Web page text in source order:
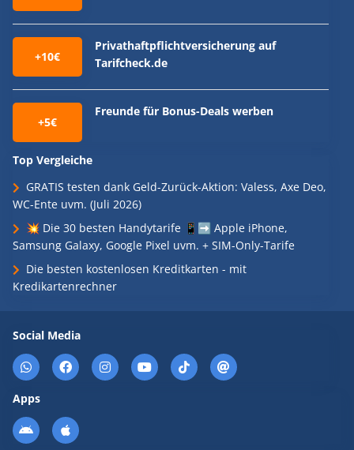
+10€
Privathaftpflichtversicherung auf
Tarifcheck.de
+5€
Freunde für Bonus-Deals werben
Top Vergleiche
GRATIS testen dank Geld-Zurück-Aktion: Valess, Axe Deo,
WC-Ente uvm. (Juli 2026)
💥 Die 30 besten Handytarife 📱➡️ Apple iPhone,
Samsung Galaxy, Google Pixel uvm. + SIM-Only-Tarife
Die besten kostenlosen Kreditkarten - mit
Kredikartenrechner
Social Media
Apps